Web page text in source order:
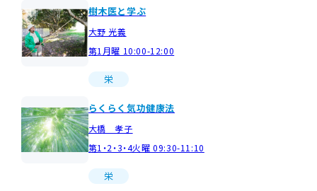
樹木医と学ぶ
大野 光義
第1月曜 10:00-12:00
栄
らくらく気功健康法
大橋 孝子
第1・2・3・4火曜 09:30-11:10
栄